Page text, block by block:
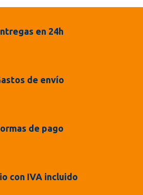
en 24h
de envío
de pago
con IVA incluido